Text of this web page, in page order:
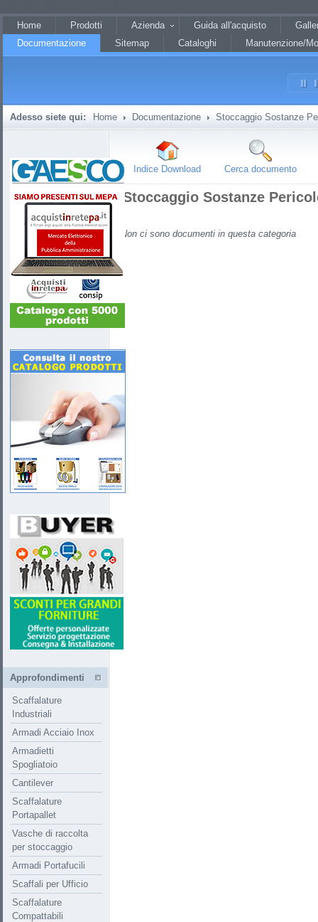
Home
Prodotti Azienda Guida all'acquisto
Documentazione
Sitemap Cataloghi Manutenzione/
Adesso siete qui: Home Documentazione Stoccaggio Sostanze
Indice Download Cerca documento
Stoccaggio Sostanze
Non ci sono documenti in questa categoria
Approfondimenti
Scaffalature
Industriali
Armadi Acciaio Inox
Armadietti
Spogliatoio
Cantilever
Scaffalature
Portapallet
Vasche di raccolta
per stoccaggio
Armadi Portafucili
Scaffali per Ufficio
Scaffalature
Compattabili